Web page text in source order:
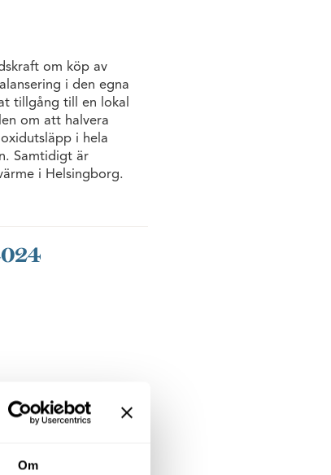
Om
om köp av
i den egna
tillgång till en lokal
om att halvera
i hela
Samtidigt är
i Helsingborg.